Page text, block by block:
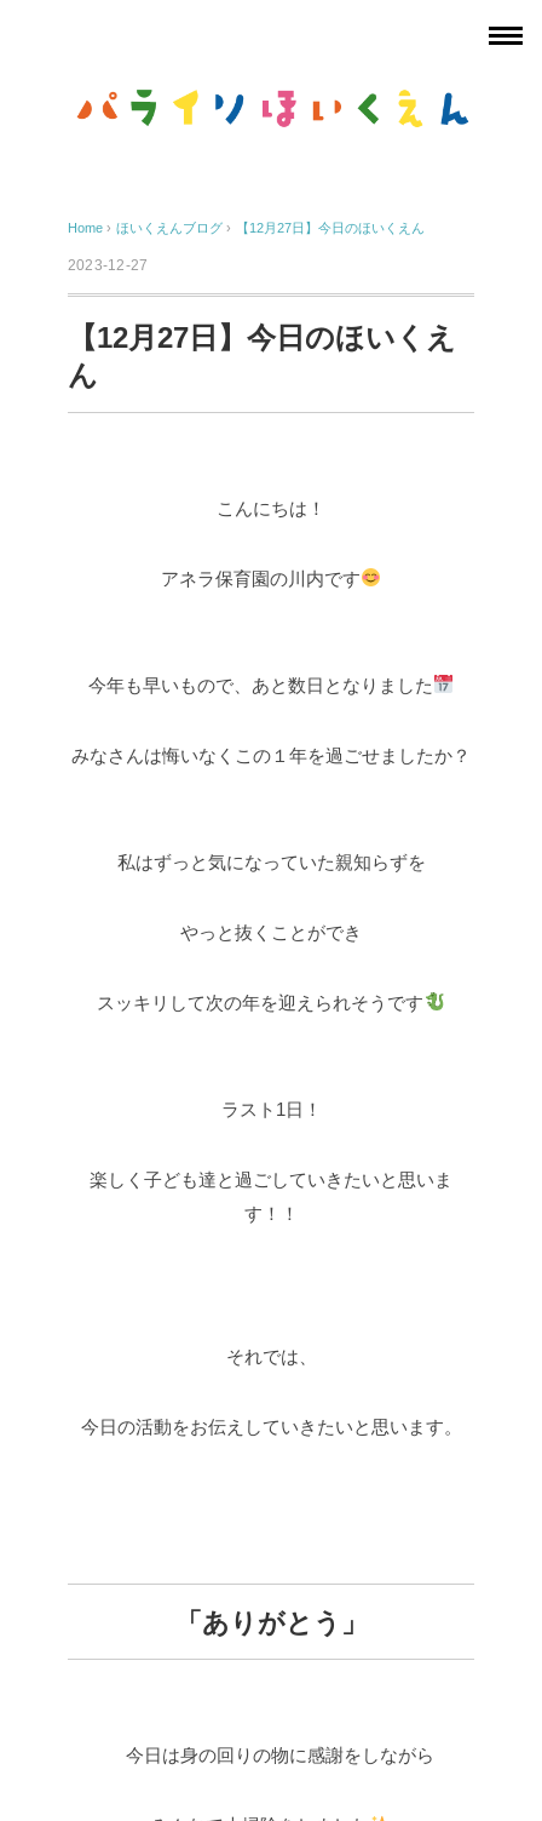
Home › ほいくえんブログ › 【12月27日】今日のほいくえん
2023-12-27
【12月27日】今日のほいくえ
ん
こんにちは！
アネラ保育園の川内です
今年も早いもので、あと数日となりました
みなさんは悔いなくこの１年を過ごせましたか？
私はずっと気になっていた親知らずを
やっと抜くことができ
スッキリして次の年を迎えられそうです
ラスト1日！
楽しく子ども達と過ごしていきたいと思いま
す！！
それでは、
今日の活動をお伝えしていきたいと思います。
「ありがとう」
今日は身の回りの物に感謝をしながら